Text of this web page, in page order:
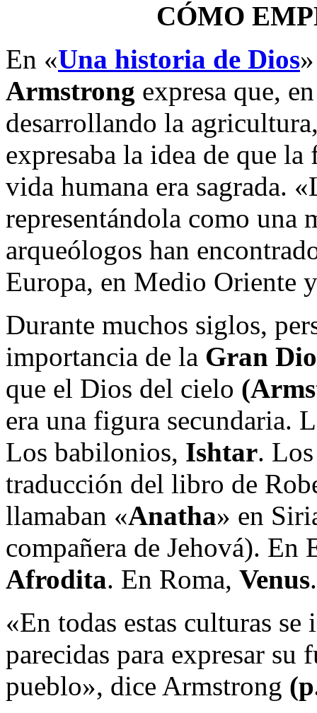
CÓMO
En «Una historia de Dios
Armstrong expresa que,
desarrollando la
expresaba la idea de que
vida humana era sagrada.
representándola como una
arqueólogos han
Europa, en Medio Oriente
Durante muchos siglos,
importancia de la Gran
que el Dios del cielo
era una figura secundaria.
Los babilonios, Ishtar.
traducción del libro de
llamaban «Anatha» en
compañera de Jehová). En
Afrodita. En Roma, Venus.
«En todas estas culturas
parecidas para expresar
pueblo», dice Armstrong